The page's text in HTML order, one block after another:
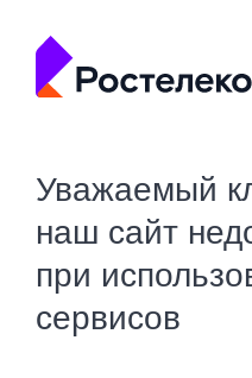
Уважаемый
наш сайт
при
сервисов